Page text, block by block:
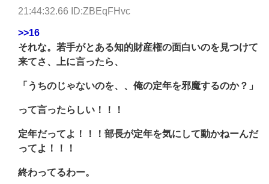
21:44:32.66 ID:ZBEqFHvc
>>16
それな。若手がとある知的財産権の面白いのを見つけて
来てさ、上に言ったら、
「うちのじゃないのを、、俺の定年を邪魔するのか？」
って言ったらしい！！！
定年だってよ！！！部長が定年を気にして動かねーんだ
ってよ！！！
終わってるわー。